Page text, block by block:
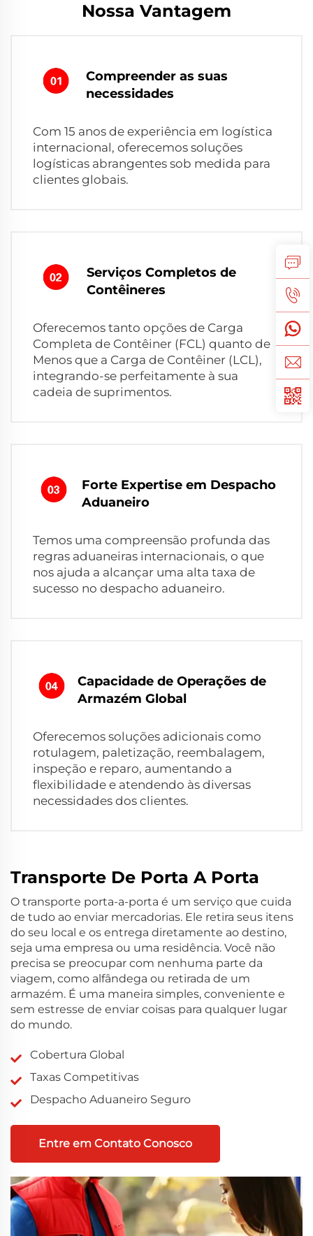
Nossa Vantagem
Compreender as suas
necessidades
Com 15 anos de experiência em logística
internacional, oferecemos soluções
logísticas abrangentes sob medida para
clientes globais.
Serviços Completos de
Contêineres
Oferecemos tanto opções de Carga
Completa de Contêiner (FCL) quanto de
Menos que a Carga de Contêiner (LCL),
integrando-se perfeitamente à sua
cadeia de suprimentos.
Forte Expertise em Despacho
Aduaneiro
Temos uma compreensão profunda das
regras aduaneiras internacionais, o que
nos ajuda a alcançar uma alta taxa de
sucesso no despacho aduaneiro.
Capacidade de Operações de
Armazém Global
Oferecemos soluções adicionais como
rotulagem, paletização, reembalagem,
inspeção e reparo, aumentando a
flexibilidade e atendendo às diversas
necessidades dos clientes.
Transporte De Porta A Porta
O transporte porta-a-porta é um serviço que cuida
de tudo ao enviar mercadorias. Ele retira seus itens
do seu local e os entrega diretamente ao destino,
seja uma empresa ou uma residência. Você não
precisa se preocupar com nenhuma parte da
viagem, como alfândega ou retirada de um
armazém. É uma maneira simples, conveniente e
sem estresse de enviar coisas para qualquer lugar
do mundo.
Cobertura Global
Taxas Competitivas
Despacho Aduaneiro Seguro
Entre em Contato Conosco